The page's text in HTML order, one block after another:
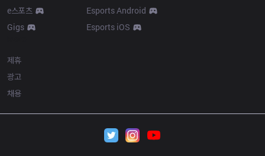
e스포츠
Gigs
Esports Android
Esports iOS
제휴
광고
채용